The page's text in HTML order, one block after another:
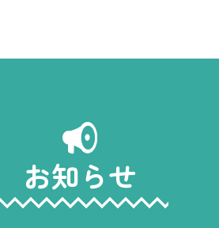
お知らせ